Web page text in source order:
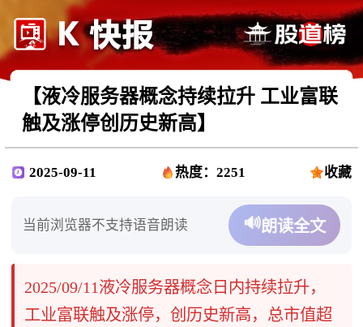
【液冷服务器概念持续拉升 工业富联
触及涨停创历史新高】
2025-09-11 热度：2251 收藏
当前浏览器不支持语音朗读 🔊朗读全文
2025/09/11液冷服务器概念日内持续拉升，
工业富联触及涨停，创历史新高，总市值超